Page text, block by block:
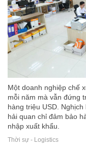
Một doanh nghiệp chế
mỗi năm mà vẫn đứng
hàng triệu USD.
hải quan chỉ đảm bảo
nhập xuất khẩu.
Thời sự - Logistics